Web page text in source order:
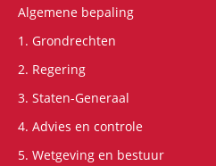
Algemene bepaling
1. Grondrechten
2. Regering
3. Staten-Generaal
4. Advies en controle
5. Wetgeving en bestuur